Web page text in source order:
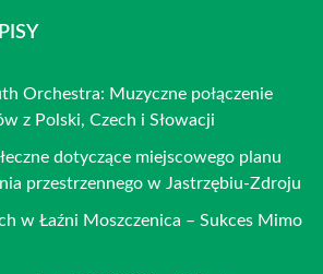
Orchestra: Muzyczne połączenie
z Polski, Czech i Słowacji
dotyczące miejscowego planu
przestrzennego w Jastrzębiu-Zdroju
w Łaźni Moszczenica – Sukces Mimo